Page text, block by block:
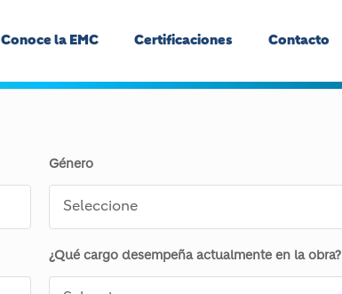
Conoce la EMC Certificaciones Contacto
Género
¿Qué cargo desempeña actualmente en la obra?